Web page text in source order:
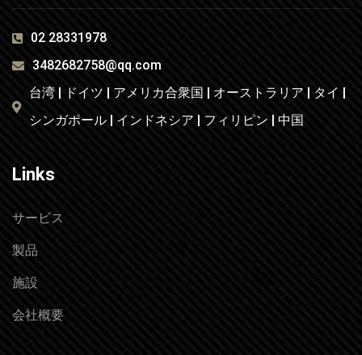
02 28331978
3482682758@qq.com
台湾 | ドイツ | アメリカ合衆国 | オーストラリア | タイ |
シンガポール | インドネシア | フィリピン | 中国
Links
サービス
製品
施設
会社概要